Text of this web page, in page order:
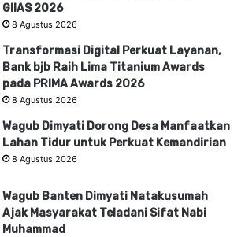
GIIAS 2026
8 Agustus 2026
Transformasi Digital Perkuat Layanan,
Bank bjb Raih Lima Titanium Awards
pada PRIMA Awards 2026
8 Agustus 2026
Wagub Dimyati Dorong Desa Manfaatkan
Lahan Tidur untuk Perkuat Kemandirian
8 Agustus 2026
Wagub Banten Dimyati Natakusumah
Ajak Masyarakat Teladani Sifat Nabi
Muhammad